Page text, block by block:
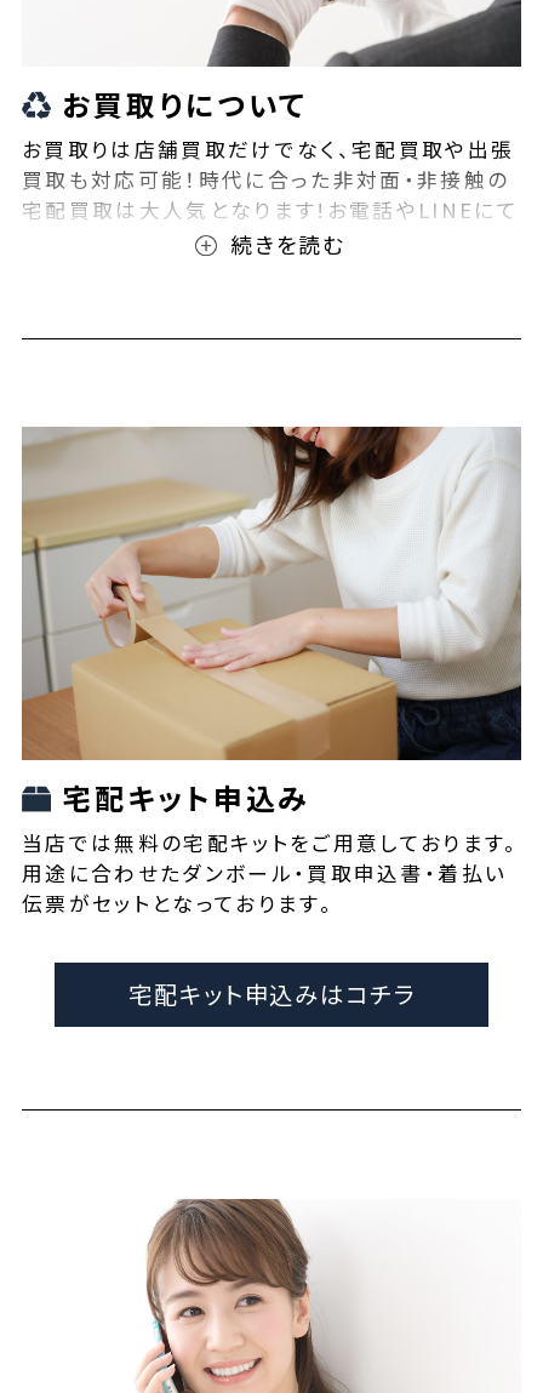
お買取りについて
お買取りは店舗買取だけでなく、宅配買取や出張
買取も対応可能！時代に合った非対面・非接触の
宅配買取は大人気となります!お電話やLINEにて
事前査定が可能となっております！また無料の宅
宅配キット申込み
当店では無料の宅配キットをご用意しております。
用途に合わせたダンボール・買取申込書・着払い
伝票がセットとなっております。
宅配キット申込みはコチラ